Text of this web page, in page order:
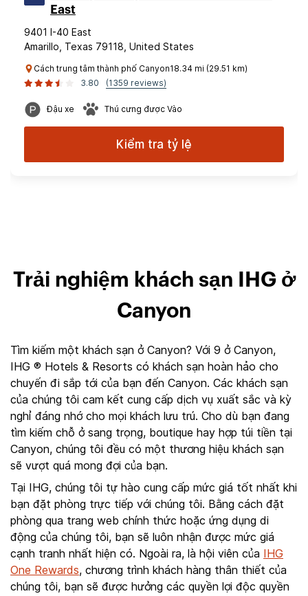
East
9401 I-40 East
Amarillo, Texas 79118, United States
Cách trung tâm thành phố Canyon18.34 mi (29.51 km)
3.80
(1359 reviews)
Đậu xe Thú cưng được Vào
Kiểm tra tỷ lệ
Trải nghiệm khách sạn IHG ở
Canyon
Tìm kiếm một khách sạn ở Canyon? Với 9 ở Canyon,
IHG ® Hotels & Resorts có khách sạn hoàn hảo cho
chuyến đi sắp tới của bạn đến Canyon. Các khách sạn
của chúng tôi cam kết cung cấp dịch vụ xuất sắc và kỳ
nghỉ đáng nhớ cho mọi khách lưu trú. Cho dù bạn đang
tìm kiếm chỗ ở sang trọng, boutique hay hợp túi tiền tại
Canyon, chúng tôi đều có một thương hiệu khách sạn
sẽ vượt quá mong đợi của bạn.
Tại IHG, chúng tôi tự hào cung cấp mức giá tốt nhất khi
bạn đặt phòng trực tiếp với chúng tôi. Bằng cách đặt
phòng qua trang web chính thức hoặc ứng dụng di
động của chúng tôi, bạn sẽ luôn nhận được mức giá
cạnh tranh nhất hiện có. Ngoài ra, là hội viên của IHG
One Rewards, chương trình khách hàng thân thiết của
chúng tôi, bạn sẽ được hưởng các quyền lợi độc quyền